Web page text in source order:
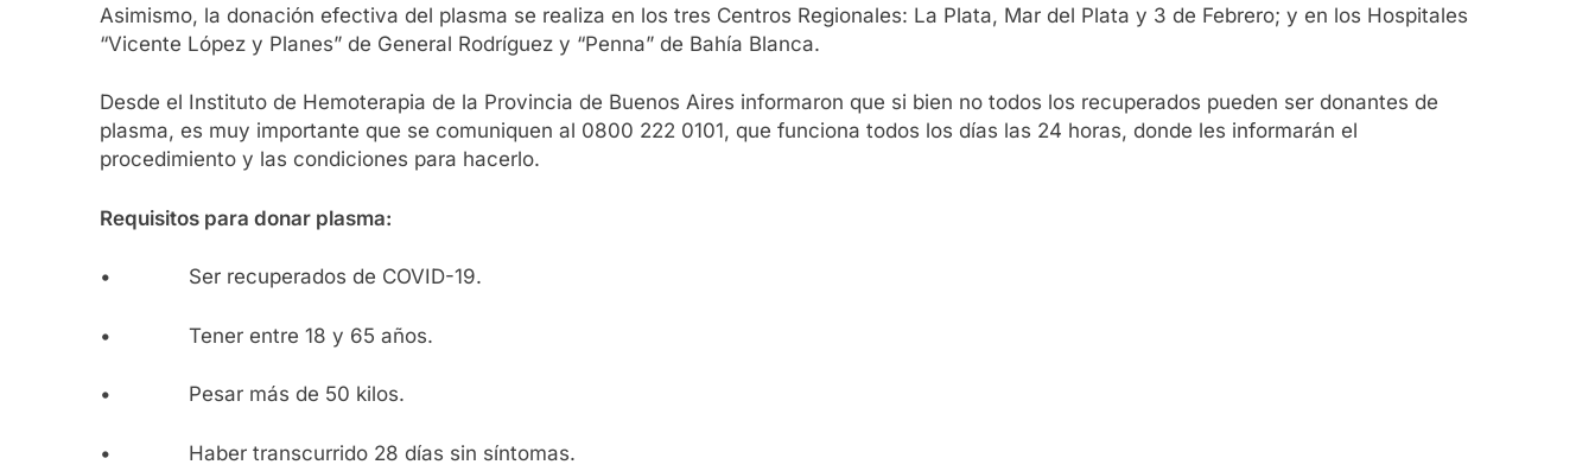
Asimismo, la donación efectiva del plasma se realiza en los tres Centros Regionales: La Plata, Mar del Plata y 3 de Febrero; y en los Hospitales
“Vicente López y Planes” de General Rodríguez y “Penna” de Bahía Blanca.
Desde el Instituto de Hemoterapia de la Provincia de Buenos Aires informaron que si bien no todos los recuperados pueden ser donantes de
plasma, es muy importante que se comuniquen al 0800 222 0101, que funciona todos los días las 24 horas, donde les informarán el
procedimiento y las condiciones para hacerlo.
Requisitos para donar plasma:
• Ser recuperados de COVID-19.
• Tener entre 18 y 65 años.
• Pesar más de 50 kilos.
• Haber transcurrido 28 días sin síntomas.